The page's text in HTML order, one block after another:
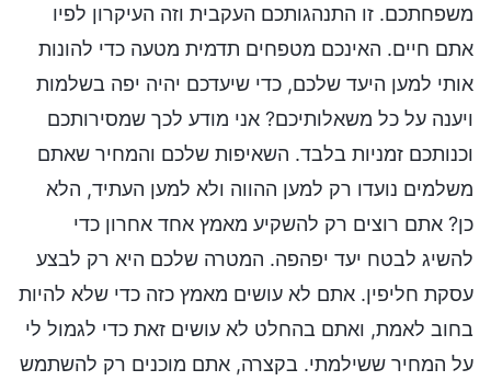
משפחתכם. זו התנהגותכם העקבית וזה העיקרון לפיו
אתם חיים. האינכם מטפחים תדמית מטעה כדי להונות
אותי למען היעד שלכם, כדי שיעדכם יהיה יפה בשלמות
ויענה על כל משאלותיכם? אני מודע לכך שמסירותכם
וכנותכם זמניות בלבד. השאיפות שלכם והמחיר שאתם
משלמים נועדו רק למען ההווה ולא למען העתיד, הלא
כן? אתם רוצים רק להשקיע מאמץ אחד אחרון כדי
להשיג לבטח יעד יפהפה. המטרה שלכם היא רק לבצע
עסקת חליפין. אתם לא עושים מאמץ כזה כדי שלא להיות
בחוב לאמת, ואתם בהחלט לא עושים זאת כדי לגמול לי
על המחיר ששילמתי. בקצרה, אתם מוכנים רק להשתמש